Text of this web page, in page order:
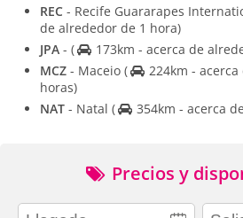
REC - Recife Guararapes
de alrededor de 1 hora)
JPA - (
173km - acerca de
MCZ - Maceio (
224km -
horas)
NAT - Natal ( 354km - acerca
Precios y